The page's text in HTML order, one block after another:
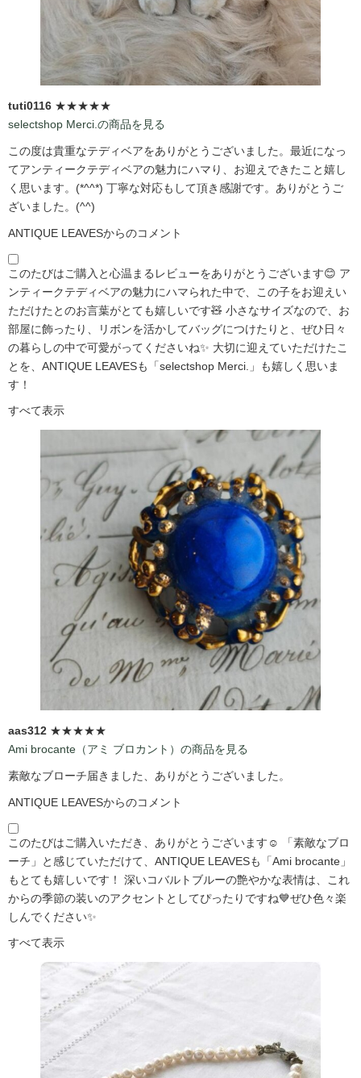
tuti0116 ★★★★★
selectshop Merci.の商品を見る
この度は貴重なテディベアをありがとうございました。最近になっ
てアンティークテディベアの魅力にハマり、お迎えできたこと嬉し
く思います。(*^^*) 丁寧な対応もして頂き感謝です。ありがとうご
ざいました。(^^)
ANTIQUE LEAVESからのコメント
このたびはご購入と心温まるレビューをありがとうございます😊 ア
ンティークテディベアの魅力にハマられた中で、この子をお迎えい
ただけたとのお言葉がとても嬉しいです🧸 小さなサイズなので、お
部屋に飾ったり、リボンを活かしてバッグにつけたりと、ぜひ日々
の暮らしの中で可愛がってくださいね✨ 大切に迎えていただけたこ
とを、ANTIQUE LEAVESも「selectshop Merci.」も嬉しく思いま
す！
すべて表示
aas312 ★★★★★
Ami brocante（アミ ブロカント）の商品を見る
素敵なブローチ届きました、ありがとうございました。
ANTIQUE LEAVESからのコメント
このたびはご購入いただき、ありがとうございます☺️ 「素敵なブロ
ーチ」と感じていただけて、ANTIQUE LEAVESも「Ami brocante」
もとても嬉しいです！ 深いコバルトブルーの艶やかな表情は、これ
からの季節の装いのアクセントとしてぴったりですね💙ぜひ色々楽
しんでください✨
すべて表示